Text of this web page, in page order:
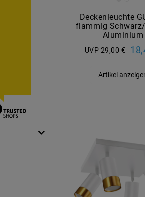
Deckenleuchte
flammig
Aluminium
UVP 29,00 €
Artikel